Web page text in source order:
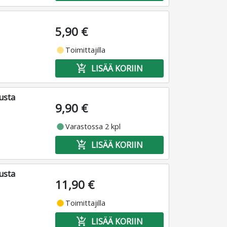
5,90 €
fiber_manual_record Toimittajilla
add_shopping_cart LISÄÄ KORIIN
9,90 €
fiber_manual_recordVarastossa 2 kpl
add_shopping_cart LISÄÄ KORIIN
11,90 €
fiber_manual_record Toimittajilla
add_shopping_cart LISÄÄ KORIIN